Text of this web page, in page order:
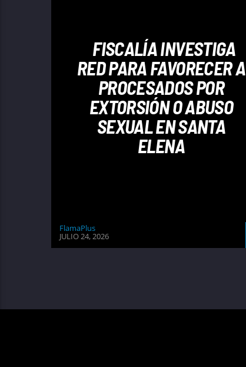
FISCALÍA INVESTIGA
RED PARA FAVORECER A
PROCESADOS POR
EXTORSIÓN O ABUSO
SEXUAL EN SANTA
ELENA
FlamaPlus
JULIO 24, 2026